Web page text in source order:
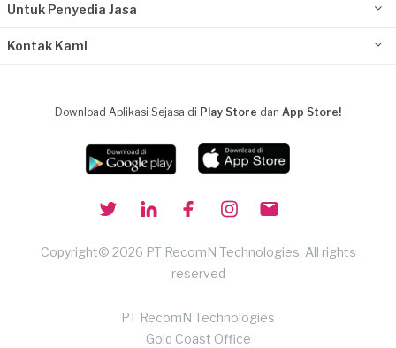
Untuk Penyedia Jasa
Kontak Kami
Download Aplikasi Sejasa di Play Store dan App Store!
Copyright© 2026 PT RecomN Technologies, All rights
reserved
PT RecomN Technologies
Gold Coast Office